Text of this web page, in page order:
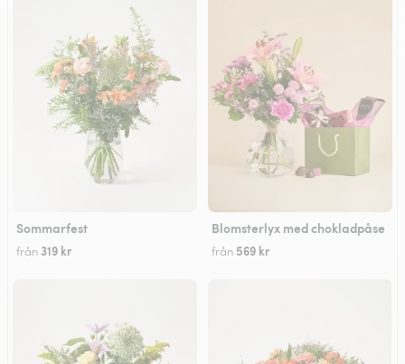
Sommarfest
från 319 kr
Blomsterlyx med chokladpåse
från 569 kr